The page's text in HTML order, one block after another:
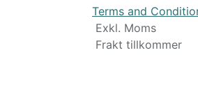
Terms and
Exkl. Moms
Frakt tillkommer